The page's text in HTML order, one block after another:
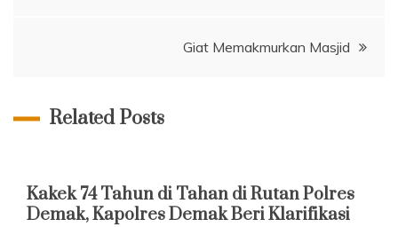
Giat Memakmurkan Masjid
Related Posts
Kakek 74 Tahun di Tahan di Rutan Polres
Demak, Kapolres Demak Beri Klarifikasi